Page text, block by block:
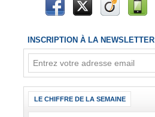
INSCRIPTION À LA NEWSLETTER
LE CHIFFRE DE LA SEMAINE